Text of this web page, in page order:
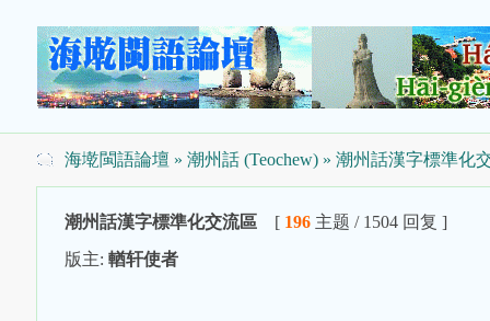
海墘閩語論壇 » 潮州話 (Teochew)» 潮州話漢字標準化
潮州話漢字標準化交流區 [ 196主题 / 1504 回复 ]
版主: 輶轩使者